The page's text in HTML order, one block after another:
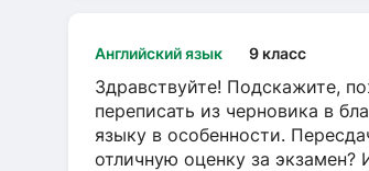
Английский язык 9 класс
Здравствуйте! Подскажите,
переписать из черновика в
языку в особенности.
отличную оценку за